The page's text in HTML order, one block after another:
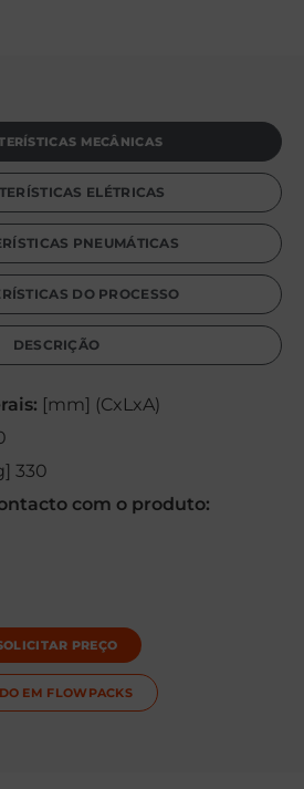
MECÂNICAS
ELÉTRICAS
PNEUMÁTICAS
DO PROCESSO
DESCRIÇÃO
[mm] (CxLxA)
330
com o produto:
PREÇO
EM FLOWPACKS